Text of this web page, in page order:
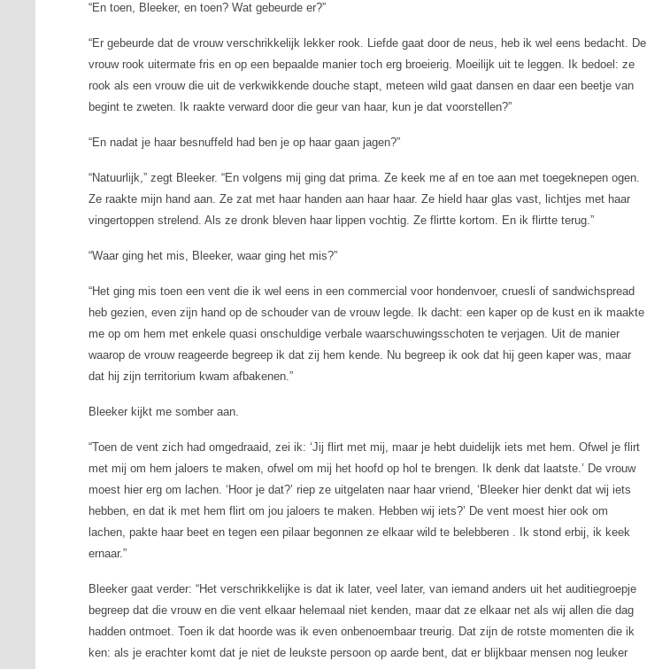
“En toen, Bleeker, en toen? Wat gebeurde er?”
“Er gebeurde dat de vrouw verschrikkelijk lekker rook. Liefde gaat door de neus, heb ik wel eens bedacht. De
vrouw rook uitermate fris en op een bepaalde manier toch erg broeierig. Moeilijk uit te leggen. Ik bedoel: ze
rook als een vrouw die uit de verkwikkende douche stapt, meteen wild gaat dansen en daar een beetje van
begint te zweten. Ik raakte verward door die geur van haar, kun je dat voorstellen?”
“En nadat je haar besnuffeld had ben je op haar gaan jagen?”
“Natuurlijk,” zegt Bleeker. “En volgens mij ging dat prima. Ze keek me af en toe aan met toegeknepen ogen.
Ze raakte mijn hand aan. Ze zat met haar handen aan haar haar. Ze hield haar glas vast, lichtjes met haar
vingertoppen strelend. Als ze dronk bleven haar lippen vochtig. Ze flirtte kortom. En ik flirtte terug.”
“Waar ging het mis, Bleeker, waar ging het mis?”
“Het ging mis toen een vent die ik wel eens in een commercial voor hondenvoer, cruesli of sandwichspread
heb gezien, even zijn hand op de schouder van de vrouw legde. Ik dacht: een kaper op de kust en ik maakte
me op om hem met enkele quasi onschuldige verbale waarschuwingsschoten te verjagen. Uit de manier
waarop de vrouw reageerde begreep ik dat zij hem kende. Nu begreep ik ook dat hij geen kaper was, maar
dat hij zijn territorium kwam afbakenen.”
Bleeker kijkt me somber aan.
“Toen de vent zich had omgedraaid, zei ik: ‘Jij flirt met mij, maar je hebt duidelijk iets met hem. Ofwel je flirt
met mij om hem jaloers te maken, ofwel om mij het hoofd op hol te brengen. Ik denk dat laatste.’ De vrouw
moest hier erg om lachen. ‘Hoor je dat?’ riep ze uitgelaten naar haar vriend, ‘Bleeker hier denkt dat wij iets
hebben, en dat ik met hem flirt om jou jaloers te maken. Hebben wij iets?’ De vent moest hier ook om
lachen, pakte haar beet en tegen een pilaar begonnen ze elkaar wild te belebberen . Ik stond erbij, ik keek
ernaar.”
Bleeker gaat verder: “Het verschrikkelijke is dat ik later, veel later, van iemand anders uit het auditiegroepje
begreep dat die vrouw en die vent elkaar helemaal niet kenden, maar dat ze elkaar net als wij allen die dag
hadden ontmoet. Toen ik dat hoorde was ik even onbenoembaar treurig. Dat zijn de rotste momenten die ik
ken: als je erachter komt dat je niet de leukste persoon op aarde bent, dat er blijkbaar mensen nog leuker